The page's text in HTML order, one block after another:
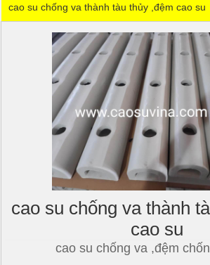
cao su chống va thành tàu thủy ,đệm cao su
cao su chống va thành
cao su
cao su chống va ,đệm